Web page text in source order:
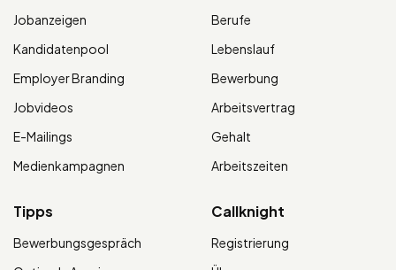
Jobanzeigen
Kandidatenpool
Employer Branding
Jobvideos
E-Mailings
Medienkampagnen
Berufe
Lebenslauf
Bewerbung
Arbeitsvertrag
Gehalt
Arbeitszeiten
Tipps
Bewerbungsgespräch
Callknight
Registrierung